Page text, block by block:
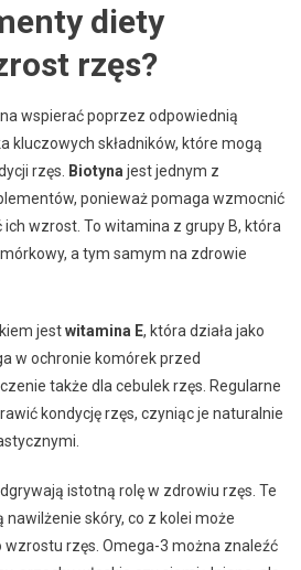
diety
rzęs?
wspierać poprzez odpowiednią
kluczowych składników, które mogą
rzęs.
Biotyna jest jednym z
ponieważ pomaga wzmocnić
ich wzrost. To witamina z grupy B, która
a tym samym na zdrowie
jestwitamina E, która działa jako
w ochronie komórek przed
także dla cebulek rzęs. Regularne
kondycję rzęs, czyniąc je naturalnie
istotną rolę w zdrowiu rzęs. Te
skóry, co z kolei może
wzrostu rzęs. Omega-3 można znaleźć